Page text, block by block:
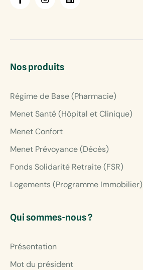
Nos produits
Régime de Base (Pharmacie)
Menet Santé (Hôpital et Clinique)
Menet Confort
Menet Prévoyance (Décès)
Fonds Solidarité Retraite (FSR)
Logements (Programme Immobilier)
Qui sommes-nous ?
Présentation
Mot du président